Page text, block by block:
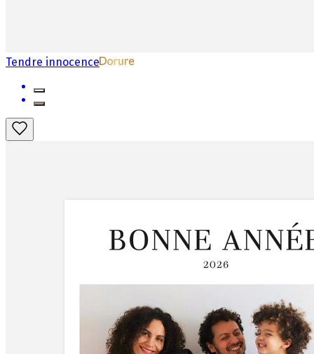
Tendre innocence